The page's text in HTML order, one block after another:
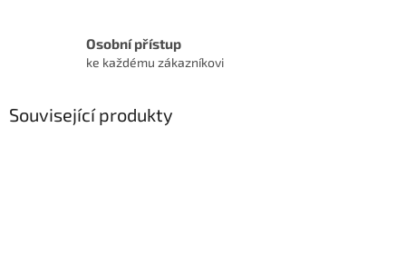
Osobní přístup
ke každému zákazníkovi
Související produkty